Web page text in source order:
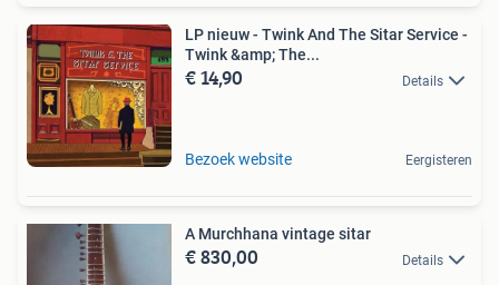
LP nieuw - Twink And The Sitar Service -
Twink &amp; The...
€ 14,90 Details
Bezoek website Eergisteren
A Murchhana vintage sitar
€ 830,00 Details